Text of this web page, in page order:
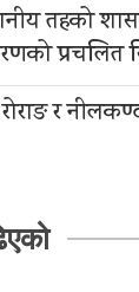
तहको
प्रचलित
र